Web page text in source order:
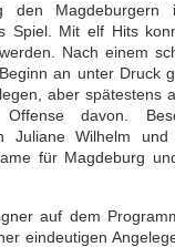
den Magdeburgern
Spiel. Mit elf Hits
Nach einem
an unter Druck
aber spätestens
davon.
Juliane Wilhelm und
für Magdeburg
auf dem
eindeutigen